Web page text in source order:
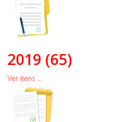
2019 (65)
Ver itens ...